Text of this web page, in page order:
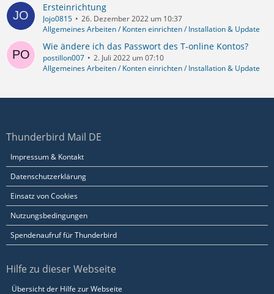
Ersteinrichtung
Jojo0815
26. Dezember 2022 um 10:37
Allgemeines Arbeiten / Konten einrichten / Installation & Update
Wie ändere ich das Passwort des T-online Kontos?
postillon007
2. Juli 2022 um 07:10
Allgemeines Arbeiten / Konten einrichten / Installation & Update
Thunderbird Mail DE
Impressum & Kontakt
Datenschutzerklärung
Einsatz von Cookies
Nutzungsbedingungen
Spendenaufruf für Thunderbird
Hilfe zu dieser Webseite
Übersicht der Hilfe zur Webseite